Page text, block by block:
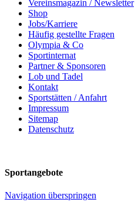
Vereinsmagazin / Newsletter
Shop
Jobs/Karriere
Häufig gestellte Fragen
Olympia & Co
Sportinternat
Partner & Sponsoren
Lob und Tadel
Kontakt
Sportstätten / Anfahrt
Impressum
Sitemap
Datenschutz
Sportangebote
Navigation überspringen